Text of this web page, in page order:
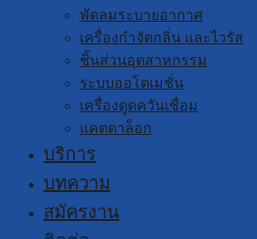
พัดลมระบายอากาศ
เครื่องกำจัดกลิ่น และไวรัส
ชิ้นส่วนอุตสาหกรรม
ระบบออโตเมชั่น
เครื่องดูดควันเชื่อม
แคตตาล็อก
บริการ
บทความ
สมัครงาน